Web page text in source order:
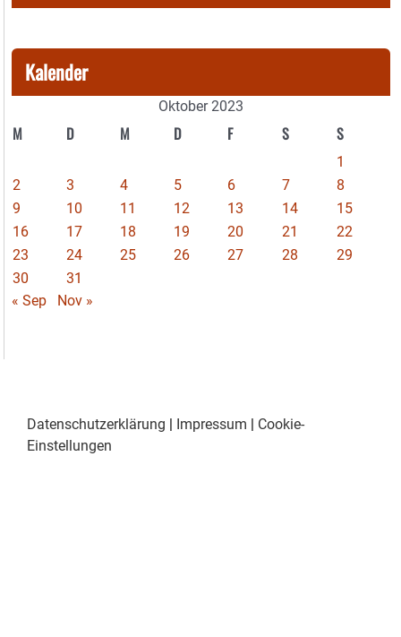
Kalender
Oktober 2023
M D M D F S S
1
2
3 4 5 6 7
8
9
10 11 12 13 14
15
16
17 18 19 20 21
22
23
24 25 26 27 28
29
30
31
« Sep
Nov »
Datenschutzerklärung | Impressum | Cookie-
Einstellungen